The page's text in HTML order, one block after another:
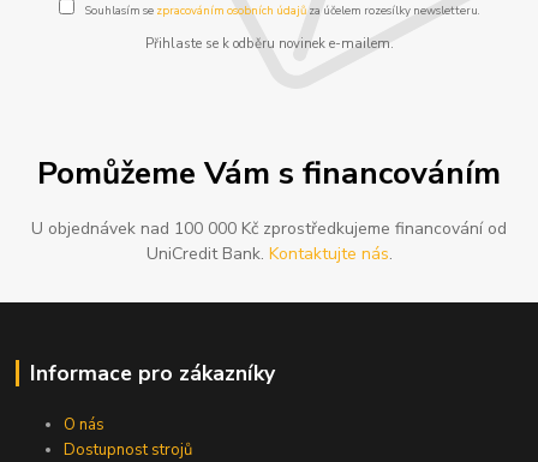
Souhlasím se zpracováním osobních údajůza účelem rozesílky newsletteru.
Přihlaste se k odběru novinek e-mailem.
Pomůžeme Vám s financováním
U objednávek nad 100 000 Kč zprostředkujeme financování od
UniCredit Bank. Kontaktujte nás.
Informace pro zákazníky
O nás
Dostupnost strojů